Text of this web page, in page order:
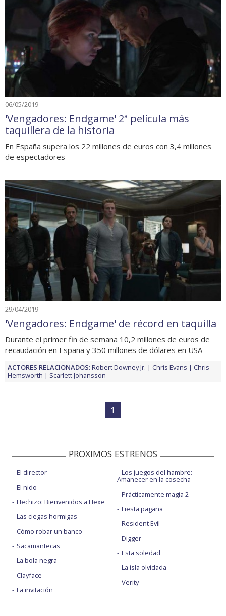
06/05/2019
'Vengadores: Endgame' 2ª película más
taquillera de la historia
En España supera los 22 millones de euros con 3,4 millones
de espectadores
29/04/2019
'Vengadores: Endgame' de récord en taquilla
Durante el primer fin de semana 10,2 millones de euros de
recaudación en España y 350 millones de dólares en USA
ACTORES RELACIONADOS:Robert Downey Jr. Chris Evans
Chris
Hemsworth
Scarlett Johansson
1
PROXIMOS ESTRENOS
El director
El nido
Hechizo: Bienvenidos a Hexe
Las ciegas hormigas
Cómo robar un banco
Sacamantecas
La bola negra
Clayface
La invitación
Los juegos del hambre:
Amanecer en la cosecha
Prácticamente magia 2
Fiesta pagäna
Resident Evil
Digger
Esta soledad
La isla olvidada
Verity